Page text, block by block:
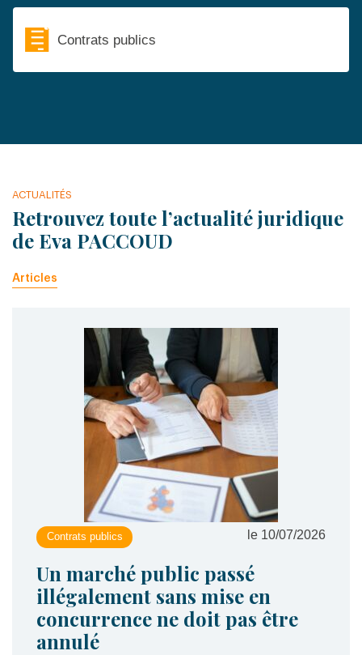
Contrats publics
ACTUALITÉS
Retrouvez toute l’actualité juridique
de Eva PACCOUD
Articles
Contrats publics le 10/07/2026
Un marché public passé
illégalement sans mise en
concurrence ne doit pas être
annulé